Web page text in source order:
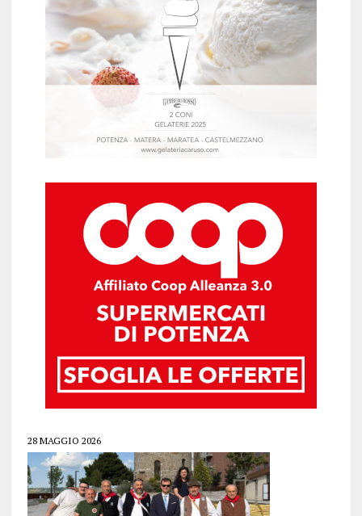
28 MAGGIO 2026